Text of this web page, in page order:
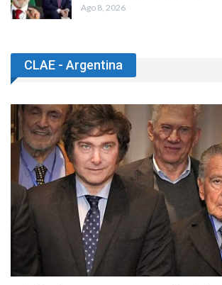
Ago 8, 2026
CLAE - Argentina